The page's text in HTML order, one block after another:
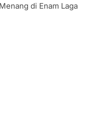
di Enam Laga